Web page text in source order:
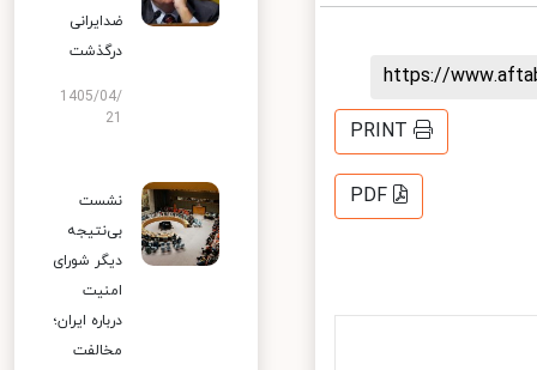
https://
PRINT
PDF
ضدایرانی
درگذشت
1405/04/
نشست
بی‌نتیجه
دیگر شورای
امنیت
درباره ایران؛
مخالفت